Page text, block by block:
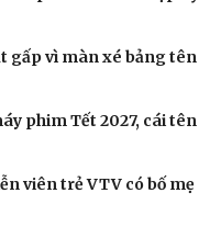
gấp vì màn xé bảng tên
phim Tết 2027, cái tên
viên trẻ VTV có bố mẹ